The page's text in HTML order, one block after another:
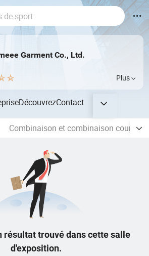
Garment Co., Ltd.
Plus
DécouvrezContact
Combinaison et combinaison courte
résultat trouvé dans cette salle
d'exposition.